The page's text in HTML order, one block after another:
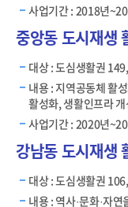
사업기간 : 2018년
중앙동 도시재생
대상 : 도심생활권
내용 : 지역공동체 활
활성화, 생활인프라
사업기간 : 2020년
강남동 도시재생
대상 : 도심생활권
내용 : 역사·문화·자